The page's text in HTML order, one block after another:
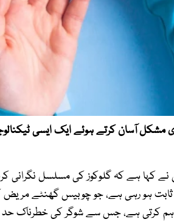
کہا ہے کہ گلوکوز کی مسلسل نگرانی
ثابت ہو رہی ہے، جو چوبیس گھنٹے
کرتی ہے، جس سے شوگر کی خطرناک